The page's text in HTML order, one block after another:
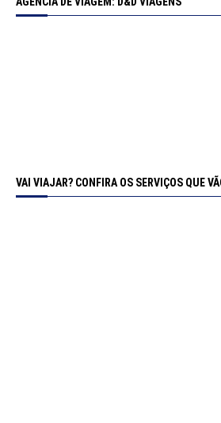
VAI VIAJAR? CONFIRA OS SERVIÇOS QUE